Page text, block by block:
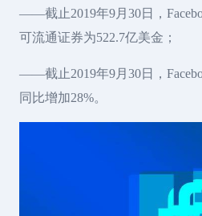
——截止2019年9月30日，
可流通证券为522.7亿美金；
——截止2019年9月30日，
同比增加28%。